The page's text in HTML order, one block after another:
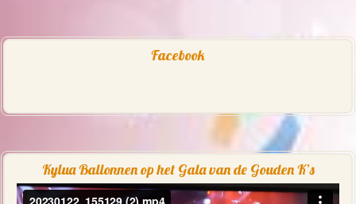
Facebook
Kylua Ballonnen op het Gala van de Gouden K’s
Videospeler